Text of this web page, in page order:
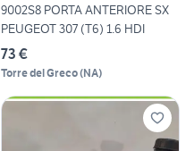
9002S8 PORTA ANTERIORE SX
PEUGEOT 307 (T6) 1.6 HDI
73 €
Torre del Greco(NA)